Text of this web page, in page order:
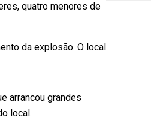
quatro menores de
da explosão. O local
arrancou grandes
local.